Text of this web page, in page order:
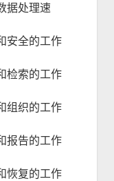
据处理速
安全的工作
检索的工作
组织的工作
报告的工作
恢复的工作